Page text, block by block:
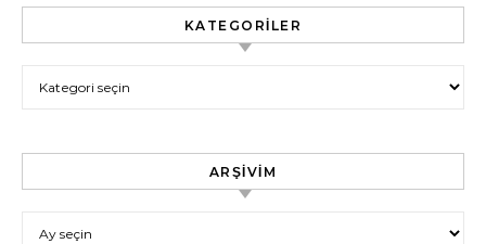
KATEGORILER
ARŞIVIM